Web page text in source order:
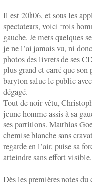
Il est 20h06, et sous les
spectateurs, voici trois
gauche. Je mets quelques
je ne l’ai jamais vu, ni
photos des livrets de ses
plus grand et carré que
baryton salue le public
dégagé.
Tout de noir vêtu,
jeune homme assis à sa
ses partitions. Matthias
chemise blanche sans
regarde en l’air, puise sa
atteindre sans effort visible.
Dès les premières notes du